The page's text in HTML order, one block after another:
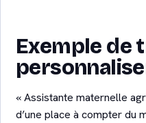
Exemple de
« Assistante maternelle
d’une place à compter du